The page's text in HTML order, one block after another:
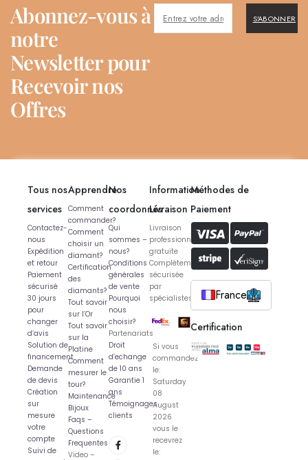
Abonnez-vous à
notre
Newsletter pour
Recevoir nos
Offres
S'ABONNER
Tous nos
services
Contactez-
nous
Expédition
et retour
Paiement
sécurisé
30 jours
pour
changer
d’avis
Solution de
financement
Demande
de devis
Création
sur
mesure
votre
compte
Suivi de
Apprendre
Comment
commander?
Comment
choisir un
diamant?
Certification
des
diamants?
Tout savoir
sur l’Or
Tout savoir
sur la
Platine
Comment
mesurer le
tour?
Maintenance
Bijoux
Faqs –
Questions
Frequentes
Video –
Nos
coordonnés
Qui
sommes –
nous?
Conditions
générales
de vente
Pourquoi
nous
choisir?
Partenariats
Droit
d’echange
de 10 ans
Garantie 1
ans
Témoignages
clients
Information
Livraison
Livraison
professionnelle
gratuite
Complètement
sécurisée
par
spécialistes
Si vous
commandez
le:
Saturday
08
August
2026
vous le
recevrez
le:
Méthodes de
Paiement
France
Certification